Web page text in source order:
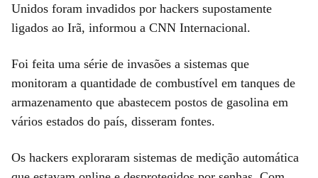
Unidos foram invadidos por hackers supostamente
ligados ao Irã, informou a CNN Internacional.
Foi feita uma série de invasões a sistemas que
monitoram a quantidade de combustível em tanques de
armazenamento que abastecem postos de gasolina em
vários estados do país, disseram fontes.
Os hackers exploraram sistemas de medição automática